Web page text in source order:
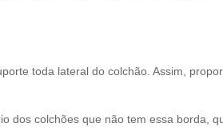
toda lateral do colchão. Assim,
dos colchões que não tem essa borda,